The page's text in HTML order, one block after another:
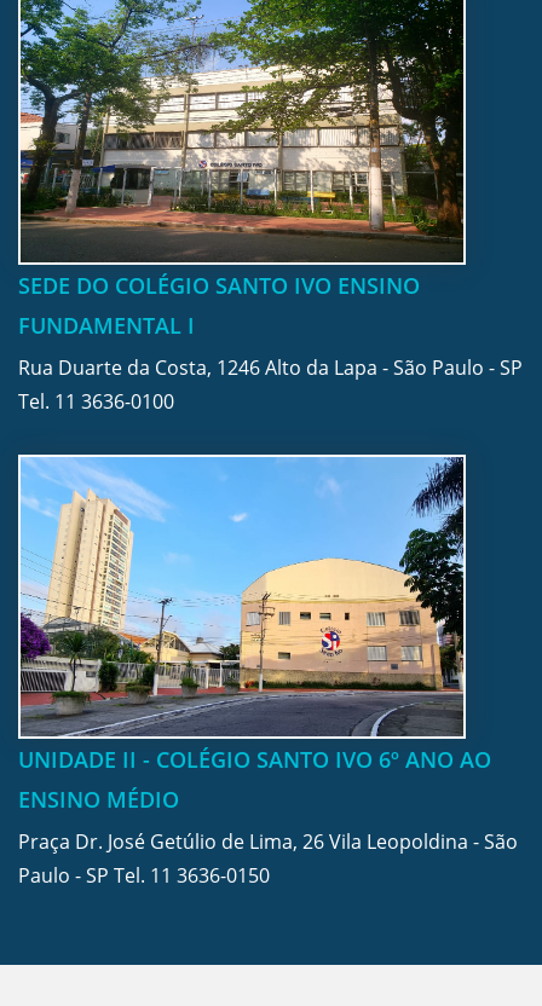
SEDE DO COLÉGIO SANTO IVO ENSINO
FUNDAMENTAL I
Rua Duarte da Costa, 1246 Alto da Lapa - São Paulo - SP
Tel. 11 3636-0100
UNIDADE II - COLÉGIO SANTO IVO 6º ANO AO
ENSINO MÉDIO
Praça Dr. José Getúlio de Lima, 26 Vila Leopoldina - São
Paulo - SP Tel. 11 3636-0150